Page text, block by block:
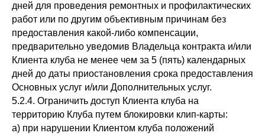
дней для проведения ремонтных и профилактических
работ или по другим объективным причинам без
предоставления какой-либо компенсации,
предварительно уведомив Владельца контракта и/или
Клиента клуба не менее чем за 5 (пять) календарных
дней до даты приостановления срока предоставления
Основных услуг и/или Дополнительных услуг.
5.2.4. Ограничить доступ Клиента клуба на
территорию Клуба путем блокировки клип-карты:
а) при нарушении Клиентом клуба положений